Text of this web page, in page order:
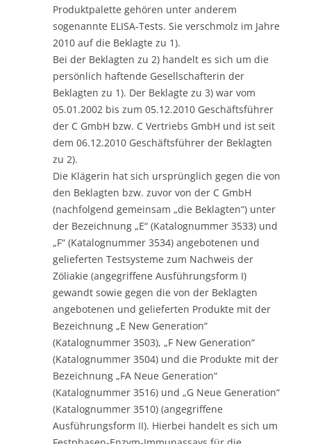
Produktpalette gehören unter anderem
sogenannte ELISA-Tests. Sie verschmolz im Jahre
2010 auf die Beklagte zu 1).
Bei der Beklagten zu 2) handelt es sich um die
persönlich haftende Gesellschafterin der
Beklagten zu 1). Der Beklagte zu 3) war vom
05.01.2002 bis zum 05.12.2010 Geschäftsführer
der C GmbH bzw. C Vertriebs GmbH und ist seit
dem 06.12.2010 Geschäftsführer der Beklagten
zu 2).
Die Klägerin hat sich ursprünglich gegen die von
den Beklagten bzw. zuvor von der C GmbH
(nachfolgend gemeinsam „die Beklagten“) unter
der Bezeichnung „E“ (Katalognummer 3533) und
„F“ (Katalognummer 3534) angebotenen und
gelieferten Testsysteme zum Nachweis der
Zöliakie (angegriffene Ausführungsform I)
gewandt sowie gegen die von der Beklagten
angebotenen und gelieferten Produkte mit der
Bezeichnung „E New Generation“
(Katalognummer 3503), „F New Generation“
(Katalognummer 3504) und die Produkte mit der
Bezeichnung „FA Neue Generation“
(Katalognummer 3516) und „G Neue Generation“
(Katalognummer 3510) (angegriffene
Ausführungsform II). Hierbei handelt es sich um